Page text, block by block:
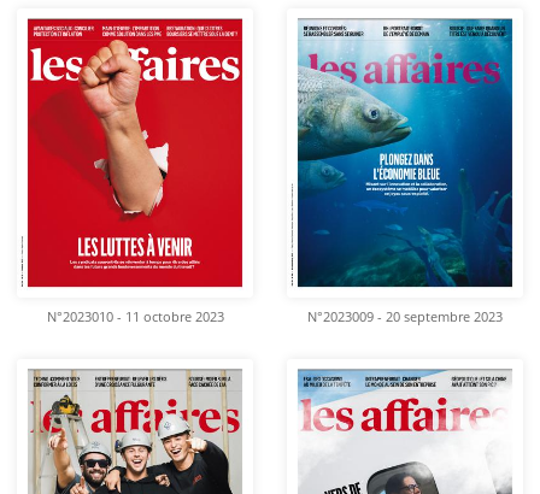
N°2023010 - 11 octobre 2023 N°2023009 - 20 septembre 2023